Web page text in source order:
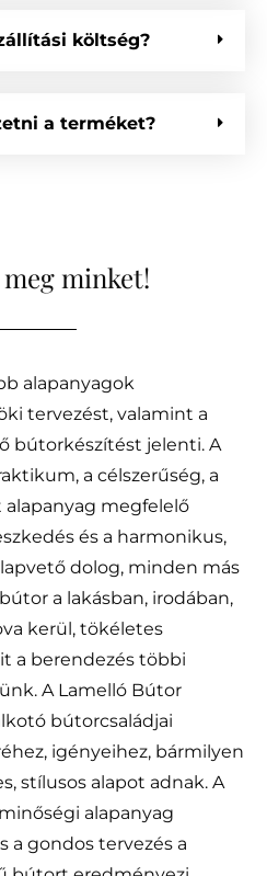
költség?
a terméket?
minket!
alapanyagok
tervezést, valamint a
bútorkészítést jelenti. A
a célszerűség, a
alapanyag megfelelő
és a harmonikus,
dolog, minden más
a lakásban, irodában,
kerül, tökéletes
a berendezés többi
A Lamelló Bútor
bútorcsaládjai
igényeihez, bármilyen
stílusos alapot adnak. A
alapanyag
a gondos tervezés a